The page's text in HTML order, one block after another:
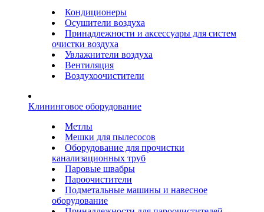
Кондиционеры
Осушители воздуха
Принадлежности и аксессуары для систем
очистки воздуха
Увлажнители воздуха
Вентиляция
Воздухоочистители
Клининговое оборудование
Метлы
Мешки для пылесосов
Оборудование для прочистки
канализационных труб
Паровые швабры
Пароочистители
Подметальные машины и навесное
оборудование